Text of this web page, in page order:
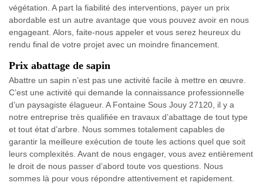
végétation. A part la fiabilité des interventions, payer un prix
abordable est un autre avantage que vous pouvez avoir en nous
engageant. Alors, faite-nous appeler et vous serez heureux du
rendu final de votre projet avec un moindre financement.
Prix abattage de sapin
Abattre un sapin n’est pas une activité facile à mettre en œuvre.
C’est une activité qui demande la connaissance professionnelle
d’un paysagiste élagueur. A Fontaine Sous Jouy 27120, il y a
notre entreprise très qualifiée en travaux d’abattage de tout type
et tout état d’arbre. Nous sommes totalement capables de
garantir la meilleure exécution de toute les actions quel que soit
leurs complexités. Avant de nous engager, vous avez entièrement
le droit de nous passer d’abord toute vos questions. Nous
sommes là pour vous répondre attentivement et rapidement.